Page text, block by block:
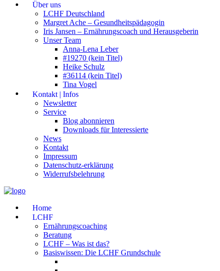
Über uns
LCHF Deutschland
Margret Ache – Gesundheitspädagogin
Iris Jansen – Ernährungscoach und Herausgeberin
Unser Team
Anna-Lena Leber
#19270 (kein Titel)
Heike Schulz
#36114 (kein Titel)
Tina Vogel
Kontakt | Infos
Newsletter
Service
Blog abonnieren
Downloads für Interessierte
News
Kontakt
Impressum
Datenschutz-erklärung
Widerrufsbelehrung
Home
LCHF
Ernährungscoaching
Beratung
LCHF – Was ist das?
Basiswissen: Die LCHF Grundschule